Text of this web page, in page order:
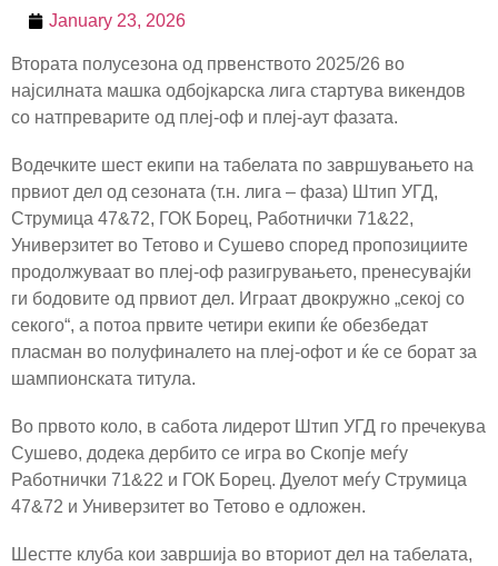
January 23, 2026
Втората полусезона од првенството 2025/26 во
најсилната машка одбојкарска лига стартува викендов
со натпреварите од плеј-оф и плеј-аут фазата.
Водечките шест екипи на табелата по завршувањето на
првиот дел од сезоната (т.н. лига – фаза) Штип УГД,
Струмица 47&72, ГОК Борец, Работнички 71&22,
Универзитет во Тетово и Сушево според пропозициите
продолжуваат во плеј-оф разигрувањето, пренесувајќи
ги бодовите од првиот дел. Играат двокружно „секој со
секого“, а потоа првите четири екипи ќе обезбедат
пласман во полуфиналето на плеј-офот и ќе се борат за
шампионската титула.
Во првото коло, в сабота лидерот Штип УГД го пречекува
Сушево, додека дербито се игра во Скопје меѓу
Работнички 71&22 и ГОК Борец. Дуелот меѓу Струмица
47&72 и Универзитет во Тетово е одложен.
Шестте клуба кои завршија во вториот дел на табелата,